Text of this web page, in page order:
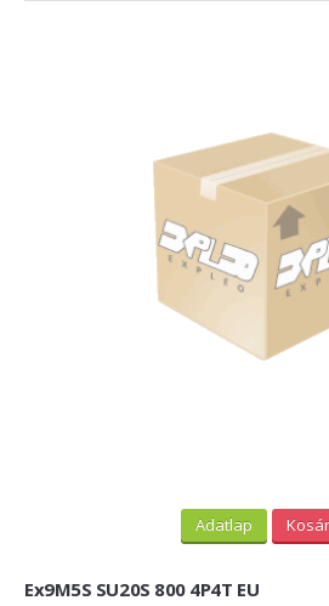
Adatlap
Ex9M5S SU20S 800 4P4T EU